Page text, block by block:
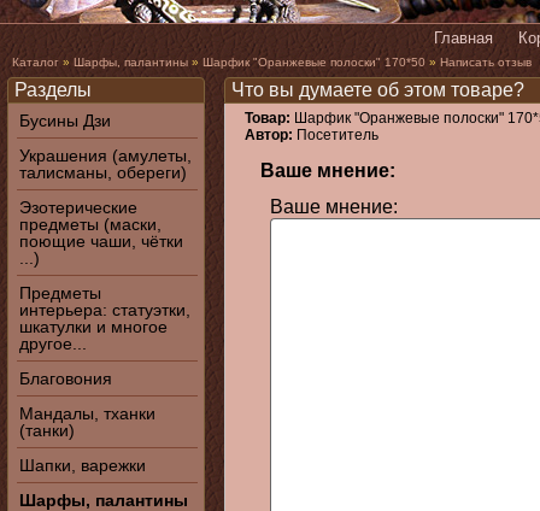
Главная
Каталог » Шарфы, палантины » Шарфик "Оранжевые полоски" 170*50 » Написать отзыв
Что вы думаете об этом товаре?
Товар: Шарфик "Оранжевые полоски"
Автор: Посетитель
Ваше мнение:
Ваше мнение:
Разделы
Бусины Дзи
Украшения (амулеты,
талисманы, обереги)
Эзотерические
предметы (маски,
поющие чаши, чётки
...)
Предметы
интерьера: статуэтки,
шкатулки и многое
другое...
Благовония
Мандалы, тханки
(танки)
Шапки, варежки
Шарфы, палантины